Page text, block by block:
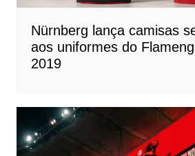
Nürnberg lança camisas
aos uniformes do
2019